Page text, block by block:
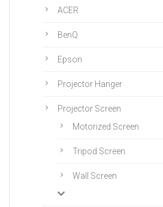
ACER
BenQ
Epson
Projector Hanger
Projector Screen
Motorized Screen
Tripod Screen
Wall Screen